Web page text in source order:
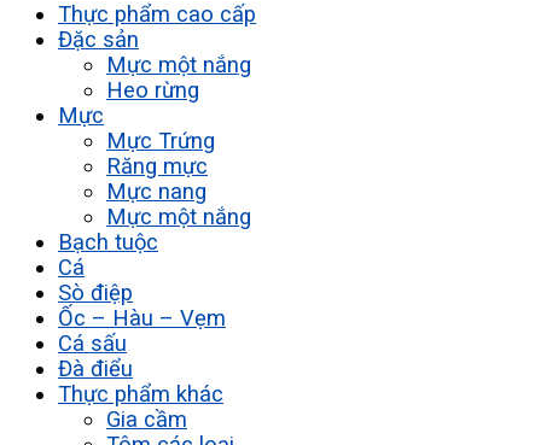
Thực phẩm cao cấp
Đặc sản
Mực một nắng
Heo rừng
Mực
Mực Trứng
Răng mực
Mực nang
Mực một nắng
Bạch tuộc
Cá
Sò điệp
Ốc – Hàu – Vẹm
Cá sấu
Đà điểu
Thực phẩm khác
Gia cầm